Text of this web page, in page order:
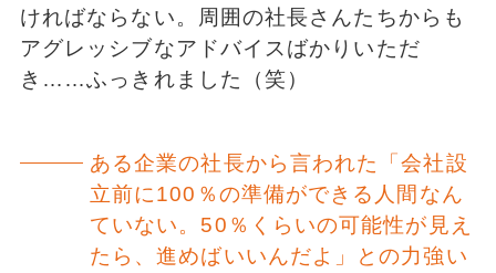
ければならない。周囲の社長さんたちからも
アグレッシブなアドバイスばかりいただ
き……ふっきれました（笑）
ある企業の社長から言われた「会社設
立前に100％の準備ができる人間なん
ていない。50％くらいの可能性が見え
たら、進めばいいんだよ」との力強い